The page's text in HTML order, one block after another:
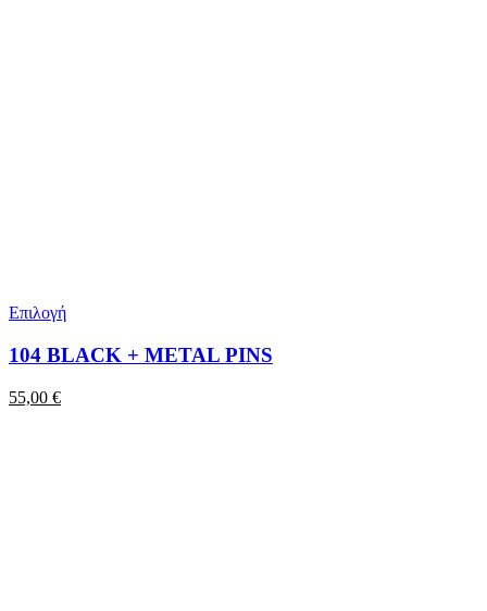
Επιλογή
104 BLACK + METAL PINS
55,00 €